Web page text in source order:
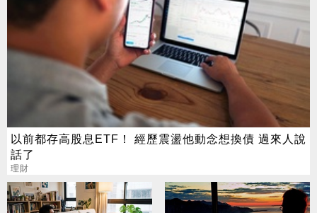
以前都存高股息ETF！ 經歷震盪他動念想換債 過來人說
話了
理財